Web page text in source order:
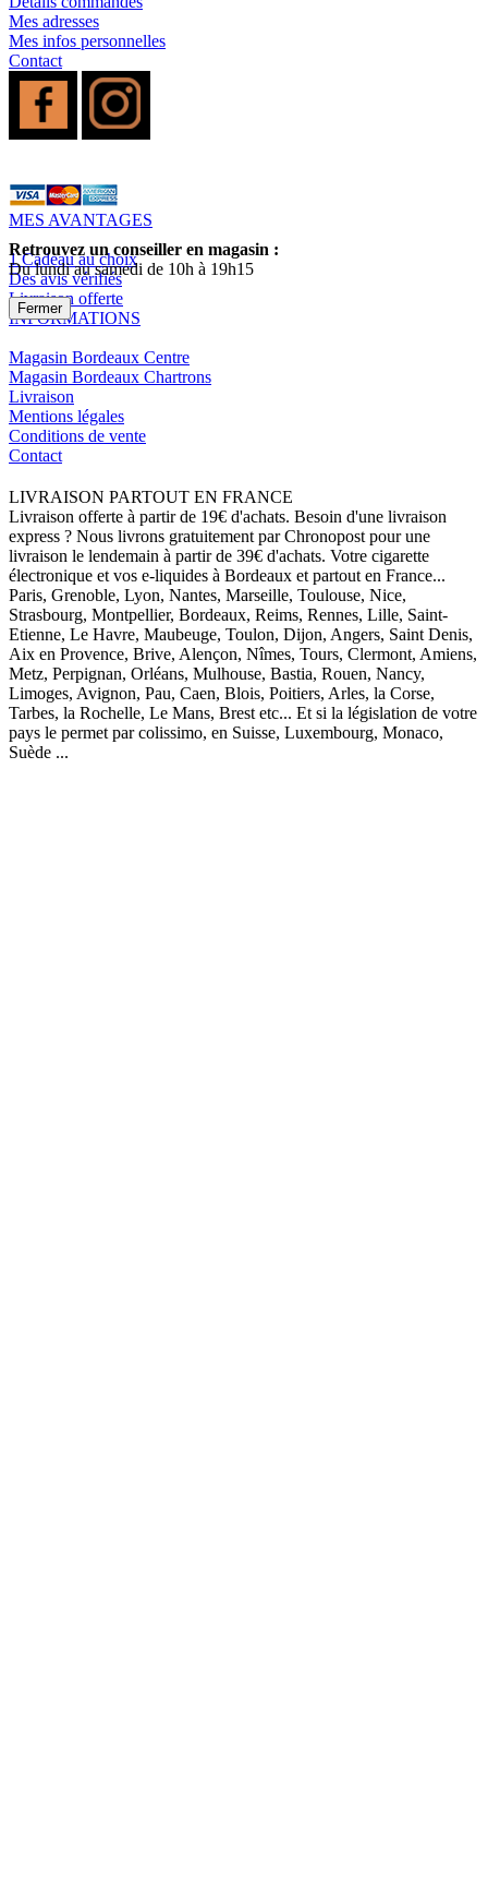
Mes adresses
Mes infos personnelles
Contact
MES AVANTAGES
1 Cadeau au choix
Des avis vérifiés
Livraison offerte
INFORMATIONS
Magasin Bordeaux Centre
Magasin Bordeaux Chartrons
Livraison
Mentions légales
Conditions de vente
Contact
LIVRAISON PARTOUT EN FRANCE
Livraison offerte à partir de 19€ d'achats. Besoin d'une livraison
express ? Nous livrons gratuitement par Chronopost pour une
livraison le lendemain à partir de 39€ d'achats. Votre cigarette
électronique et vos e-liquides à Bordeaux et partout en France...
Paris, Grenoble, Lyon, Nantes, Marseille, Toulouse, Nice,
Strasbourg, Montpellier, Bordeaux, Reims, Rennes, Lille, Saint-
Etienne, Le Havre, Maubeuge, Toulon, Dijon, Angers, Saint Denis,
Aix en Provence, Brive, Alençon, Nîmes, Tours, Clermont, Amiens,
Metz, Perpignan, Orléans, Mulhouse, Bastia, Rouen, Nancy,
Limoges, Avignon, Pau, Caen, Blois, Poitiers, Arles, la Corse,
Tarbes, la Rochelle, Le Mans, Brest etc... Et si la législation de votre
pays le permet par colissimo, en Suisse, Luxembourg, Monaco,
Suède ...
Retrouvez un conseiller en magasin :
Du lundi au samedi de 10h à 19h15
Fermer